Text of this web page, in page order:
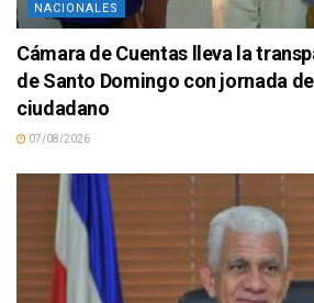
NACIONALES
Cámara de Cuentas lleva la
de Santo Domingo con jornada
ciudadano
07/08/2026